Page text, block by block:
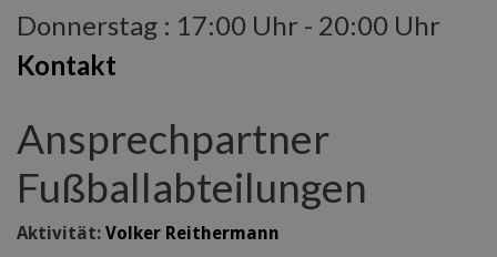
Donnerstag : 17:00 Uhr - 20:00 Uhr
Kontakt
Ansprechpartner
Fußballabteilungen
Aktivität: Volker Reithermann